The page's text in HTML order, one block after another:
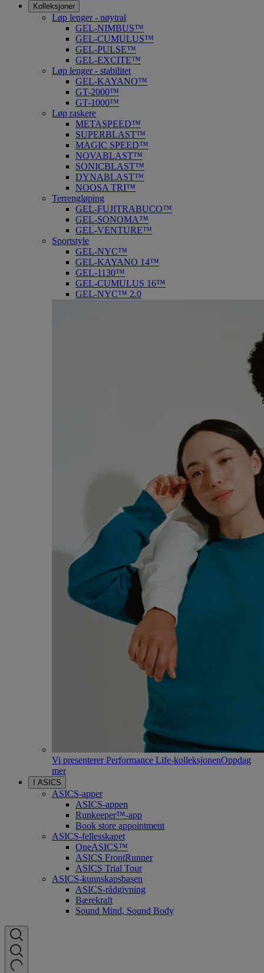
Kolleksjoner
Løp lenger - nøytral
GEL-NIMBUS™
GEL-CUMULUS™
GEL-PULSE™
GEL-EXCITE™
Løp lenger - stabilitet
GEL-KAYANO™
GT-2000™
GT-1000™
Løp raskere
METASPEED™
SUPERBLAST™
MAGIC SPEED™
NOVABLAST™
SONICBLAST™
DYNABLAST™
NOOSA TRI™
Terrengløping
GEL-FUJITRABUCO™
GEL-SONOMA™
GEL-VENTURE™
Sportstyle
GEL-NYC™
GEL-KAYANO 14™
GEL-1130™
GEL-CUMULUS 16™
GEL-NYC™ 2.0
Vi presenterer Performance Life-kolleksjonenOppdag
mer
I ASICS
ASICS-apper
ASICS-appen
Runkeeper™-app
Book store appointment
ASICS-fellesskapet
OneASICS™
ASICS FrontRunner
ASICS Trial Tour
ASICS-kunnskapsbasen
ASICS-rådgivning
Bærekraft
Sound Mind, Sound Body